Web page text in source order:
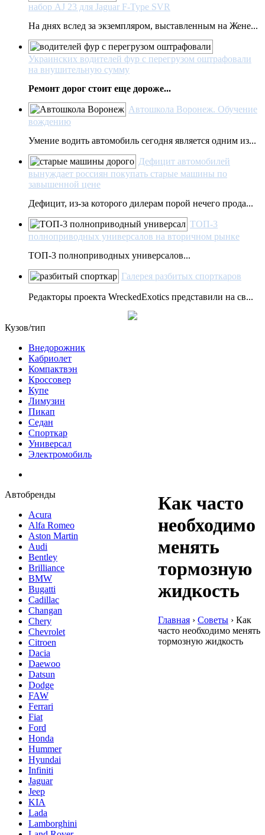
набор AJ 23 для Jaguar F-Type SVR
На днях вслед за экземпляром, выставленным на Жене...
Украинских водителей фур с перегрузом оштрафовали
на внушительную сумму
Ремонт дорог стоит еще дороже...
Автошкола Воронеж. Обучение
вождению
Умение водить автомобиль сегодня является одним из...
Дефицит автомобилей
вынуждает россиян покупать старые машины по
завышенной цене
Дефицит, из-за которого дилерам порой нечего прода...
ТОП-3
полноприводных универсалов на вторичном рынке
ТОП-3 полноприводных универсалов...
Галерея разбитых спорткаров
Редакторы проекта WreckedExotics представили на св...
Кузов/тип
Внедорожник
Кабриолет
Компактвэн
Кроссовер
Купе
Лимузин
Пикап
Седан
Спорткар
Универсал
Электромобиль
Автобренды
Acura
Alfa Romeo
Aston Martin
Audi
Bentley
Brilliance
BMW
Bugatti
Cadillac
Changan
Chery
Chevrolet
Citroen
Dacia
Daewoo
Datsun
Dodge
FAW
Ferrari
Fiat
Ford
Honda
Hummer
Hyundai
Infiniti
Jaguar
Jeep
KIA
Lada
Lamborghini
Как часто
необходимо
менять
тормозную
жидкость
Главная › Советы › Как
часто необходимо менять
тормозную жидкость